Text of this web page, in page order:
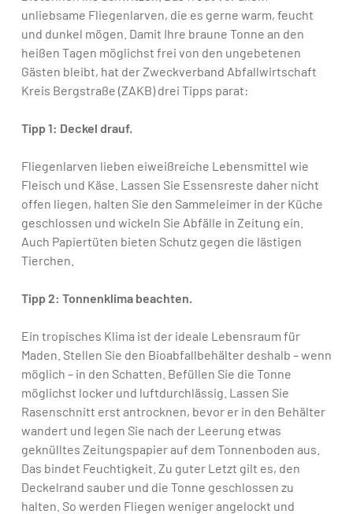
unliebsame Fliegenlarven, die es gerne warm, feucht
und dunkel mögen. Damit Ihre braune Tonne an den
heißen Tagen möglichst frei von den ungebetenen
Gästen bleibt, hat der Zweckverband Abfallwirtschaft
Kreis Bergstraße (ZAKB) drei Tipps parat:
Tipp 1: Deckel drauf.
Fliegenlarven lieben eiweißreiche Lebensmittel wie
Fleisch und Käse. Lassen Sie Essensreste daher nicht
offen liegen, halten Sie den Sammeleimer in der Küche
geschlossen und wickeln Sie Abfälle in Zeitung ein.
Auch Papiertüten bieten Schutz gegen die lästigen
Tierchen.
Tipp 2: Tonnenklima beachten.
Ein tropisches Klima ist der ideale Lebensraum für
Maden. Stellen Sie den Bioabfallbehälter deshalb – wenn
möglich – in den Schatten. Befüllen Sie die Tonne
möglichst locker und luftdurchlässig. Lassen Sie
Rasenschnitt erst antrocknen, bevor er in den Behälter
wandert und legen Sie nach der Leerung etwas
geknülltes Zeitungspapier auf dem Tonnenboden aus.
Das bindet Feuchtigkeit. Zu guter Letzt gilt es, den
Deckelrand sauber und die Tonne geschlossen zu
halten. So werden Fliegen weniger angelockt und